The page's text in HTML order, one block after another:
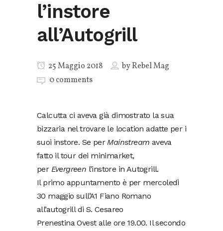
l’instore
all’Autogrill
25 Maggio 2018 byRebel Mag
0 comments
Calcutta ci aveva già dimostrato la sua
bizzaria nel trovare le location adatte per i
suoi instore. Se perMainstream aveva
fatto il tour dei minimarket,
per Evergreen l’instore in Autogrill.
Il primo appuntamento è per mercoledì
30 maggio sull’A1 Fiano Romano
all’autogrill di S. Cesareo
Prenestina Ovest alle ore 19.00. Il secondo